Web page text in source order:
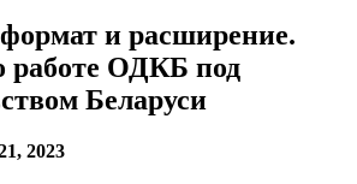
и расширение.
работе ОДКБ под
Беларуси
2023